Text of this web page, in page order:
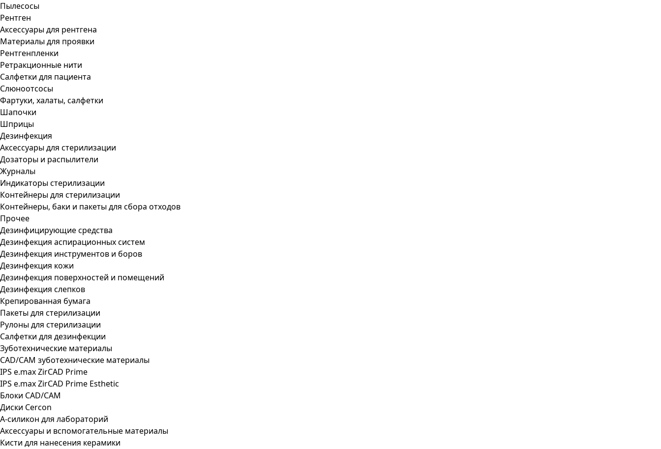
Пылесосы
Рентген
Аксессуары для рентгена
Материалы для проявки
Рентгенпленки
Ретракционные нити
Салфетки для пациента
Слюноотсосы
Фартуки, халаты, салфетки
Шапочки
Шприцы
Дезинфекция
Аксессуары для стерилизации
Дозаторы и распылители
Журналы
Индикаторы стерилизации
Контейнеры для стерилизации
Контейнеры, баки и пакеты для сбора отходов
Прочее
Дезинфицирующие средства
Дезинфекция аспирационных систем
Дезинфекция инструментов и боров
Дезинфекция кожи
Дезинфекция поверхностей и помещений
Дезинфекция слепков
Крепированная бумага
Пакеты для стерилизации
Рулоны для стерилизации
Салфетки для дезинфекции
Зуботехнические материалы
CAD/CAM зуботехнические материалы
IPS e.max ZirCAD Prime
IPS e.max ZirCAD Prime Esthetic
Блоки CAD/CAM
Диски Cercon
А-силикон для лабораторий
Аксессуары и вспомогательные материалы
Кисти для нанесения керамики